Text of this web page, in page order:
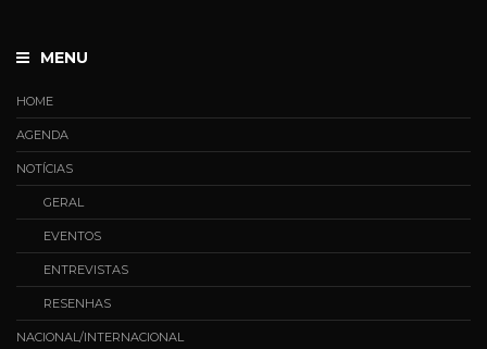
MENU
HOME
AGENDA
NOTÍCIAS
GERAL
EVENTOS
ENTREVISTAS
RESENHAS
NACIONAL/INTERNACIONAL